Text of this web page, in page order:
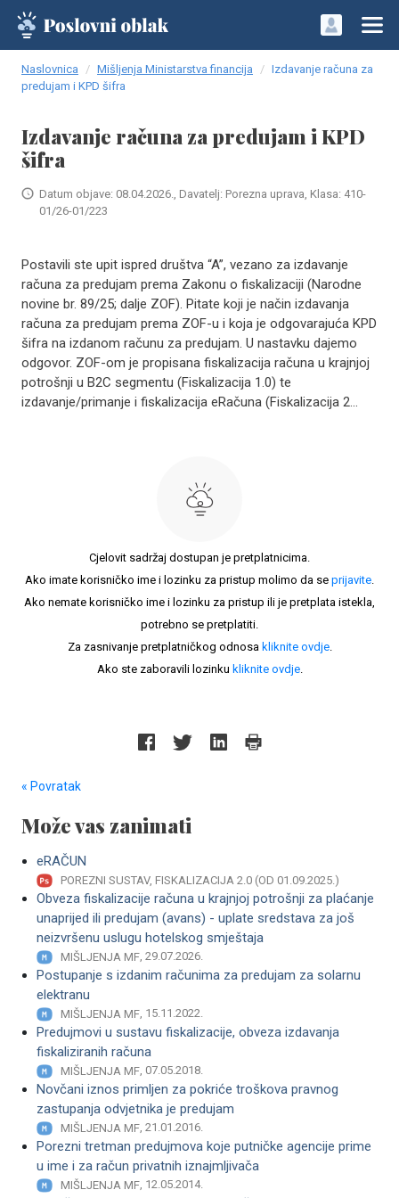
Naslovnica Mišljenja Ministarstva financija
Izdavanje računa za
predujam i KPD šifra
Izdavanje računa za predujam i KPD
šifra
Datum objave: 08.04.2026., Davatelj: Porezna uprava, Klasa: 410-
01/26-01/223
Postavili ste upit ispred društva “A”, vezano za izdavanje
računa za predujam prema Zakonu o fiskalizaciji (Narodne
novine br. 89/25; dalje ZOF). Pitate koji je način izdavanja
računa za predujam prema ZOF-u i koja je odgovarajuća KPD
šifra na izdanom računu za predujam. U nastavku dajemo
odgovor. ZOF-om je propisana fiskalizacija računa u krajnjoj
potrošnji u B2C segmentu (Fiskalizacija 1.0) te
izdavanje/primanje i fiskalizacija eRačuna (Fiskalizacija 2...
Cjelovit sadržaj dostupan je pretplatnicima.
Ako imate korisničko ime i lozinku za pristup molimo da se prijavite.
Ako nemate korisničko ime i lozinku za pristup ili je pretplata istekla,
potrebno se pretplatiti.
Za zasnivanje pretplatničkog odnosa kliknite ovdje.
Ako ste zaboravili lozinku kliknite ovdje.
« Povratak
Može vas zanimati
eRAČUN
POREZNI SUSTAV, FISKALIZACIJA 2.0 (OD 01.09.2025.)
Obveza fiskalizacije računa u krajnjoj potrošnji za plaćanje
unaprijed ili predujam (avans) - uplate sredstava za još
neizvršenu uslugu hotelskog smještaja
MIŠLJENJA MF, 29.07.2026.
Postupanje s izdanim računima za predujam za solarnu
elektranu
MIŠLJENJA MF, 15.11.2022.
Predujmovi u sustavu fiskalizacije, obveza izdavanja
fiskaliziranih računa
MIŠLJENJA MF, 07.05.2018.
Novčani iznos primljen za pokriće troškova pravnog
zastupanja odvjetnika je predujam
MIŠLJENJA MF, 21.01.2016.
Porezni tretman predujmova koje putničke agencije prime
u ime i za račun privatnih iznajmljivača
MIŠLJENJA MF, 12.05.2014.